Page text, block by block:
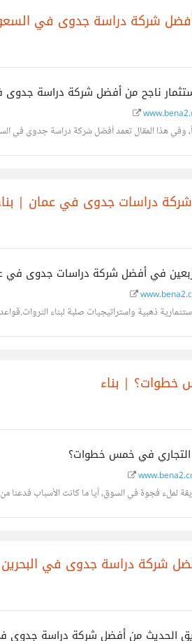
وفي هذا المقال تعمد أفضل شركة دراسة جدوى في
شركة دراسات جدوى في عمان |
في أفضل شركة دراسات جدوى في
ذهبية واستراتيجيات صلبة لبناء
خطوات؟ | بناء
في خمس خطوات؟
لملء فجوة في السوق، أيا ما كانت الأسباب فدعنا من
شركة دراسة جدوى في البحرين
الحديث من أفضل شركة دراسة جدوى